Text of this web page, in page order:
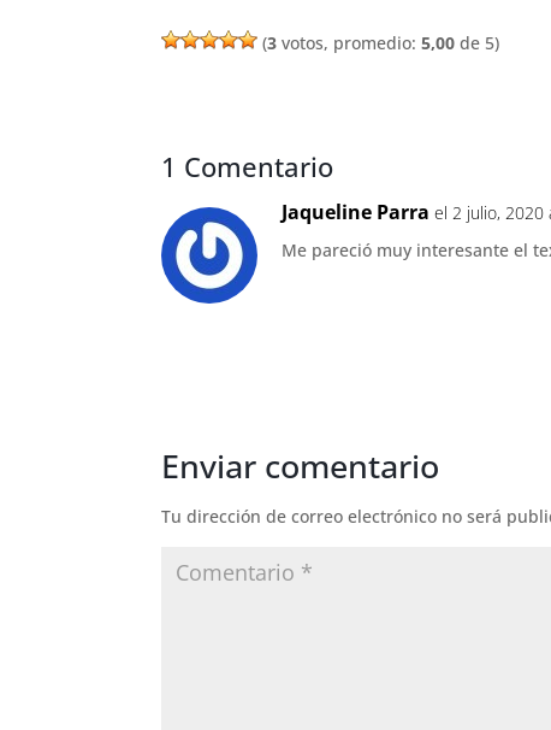
(3 votos, promedio:5,00 de 5)
1 Comentario
Jaqueline Parra el 2 julio, 2020
Me pareció muy interesante el
Enviar comentario
Tu dirección de correo electrónico no será